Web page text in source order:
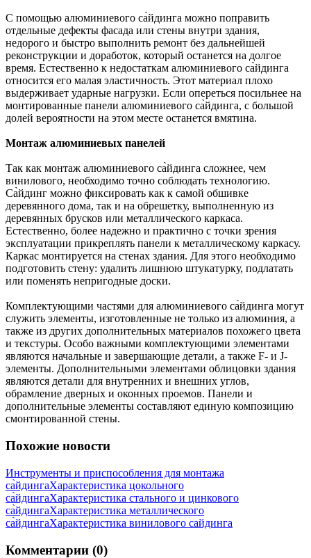
С помощью алюминиевого са̀йдинга можно поправить
отдельные дефекты фасада или стены внутри здания,
недорого и быстро выполнить ремонт без дальнейшей
реконструкции и доработок, который останется на долгое
время. Естественно к недостаткам алюминиевого са̀йдинга
относится его малая эластичность. Этот материал плохо
выдерживает ударные нагрузки. Если опереться посильнее на
монтированные панели алюминиевого са̀йдинга, с большой
долей вероятности на этом месте останется вмятина.
Монтаж алюминиевых панелей
Так как монтаж алюминиевого са̀йдинга сложнее, чем
винилового, необходимо точно соблюдать технологию.
Са̀йдинг можно фиксировать как к самой обшивке
деревянного дома, так и на обрешетку, выполненную из
деревянных брусков или металлического каркаса.
Естественно, более надежно и практично с точки зрения
эксплуатации прикреплять панели к металлическому каркасу.
Каркас монтируется на стенах здания. Для этого необходимо
подготовить стену: удалить лишнюю штукатурку, подлатать
или поменять непригодные доски.
Комплектующими частями для алюминиевого са̀йдинга могут
служить элементы, изготовленные не только из алюминия, а
также из других дополнительных материалов похожего цвета
и текстуры. Особо важными комплектующими элементами
являются начальные и завершающие детали, а также F- и J-
элементы. Дополнительными элементами облицовки здания
являются детали для внутренних и внешних углов,
обрамление дверных и оконных проемов. Панели и
дополнительные элементы составляют единую композицию
смонтированной стены.
Похожие новости
Инструменты и приспособления для монтажа
са̀йдингаХарактеристика цокольного
са̀йдингаХарактеристика стального и цинкового
са̀йдингаХарактеристика металлического
са̀йдингаХарактеристика винилового сайдинга
Комментарии (0)